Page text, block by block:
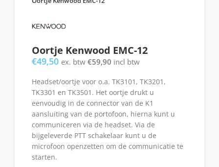
Oortje Kenwood EMC-12
€49,50 ex. btw €59,90 incl btw
Headset/oortje voor o.a. TK3101, TK3201,
TK3301 en TK3501. Het oortje drukt u
eenvoudig in de connector van de K1
aansluiting van de portofoon, hierna kunt u
communiceren via de headset. Via de
bijgeleverde PTT schakelaar kunt u de
microfoon openzetten om de communicatie te
starten.